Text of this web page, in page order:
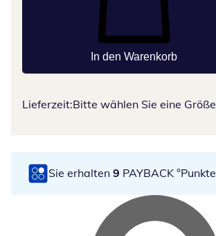
In den Warenkorb
Lieferzeit:Bitte wählen Sie eine Größe
Sie erhalten 9 PAYBACK °Punkte